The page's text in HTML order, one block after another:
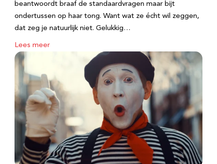
beantwoordt braaf de standaardvragen maar bijt
ondertussen op haar tong. Want wat ze écht wil zeggen,
dat zeg je natuurlijk niet. Gelukkig…
Lees meer